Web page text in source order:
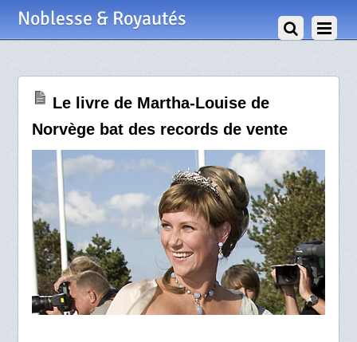
Noblesse & Royautés
Le livre de Martha-Louise de
Norvège bat des records de vente